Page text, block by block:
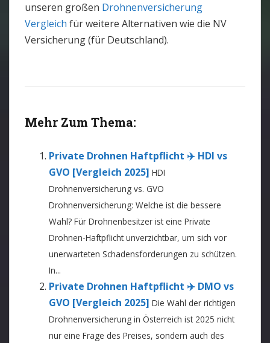
unseren großen Drohnenversicherung
Vergleich für weitere Alternativen wie die NV
Versicherung (für Deutschland).
Mehr Zum Thema:
Private Drohnen Haftpflicht ✈️ HDI vs
GVO [Vergleich 2025] HDI
Drohnenversicherung vs. GVO
Drohnenversicherung: Welche ist die bessere
Wahl? Für Drohnenbesitzer ist eine Private
Drohnen-Haftpflicht unverzichtbar, um sich vor
unerwarteten Schadensforderungen zu schützen.
In...
Private Drohnen Haftpflicht ✈️ DMO vs
GVO [Vergleich 2025] Die Wahl der richtigen
Drohnenversicherung in Österreich ist 2025 nicht
nur eine Frage des Preises, sondern auch des